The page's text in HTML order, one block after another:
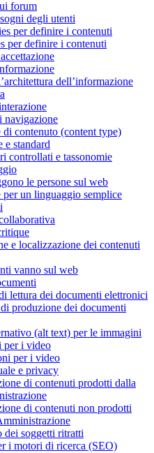
forum
degli utenti
per definire i contenuti
per definire i contenuti
dell’informazione
navigazione
contenuto (content type)
e standard
controllati e tassonomie
le persone sul web
un linguaggio semplice
e localizzazione dei contenuti
vanno sul web
lettura dei documenti elettronici
produzione dei documenti
(alt text) per le immagini
per i video
per i video
e privacy
di contenuti prodotti dalla
di contenuti non prodotti
dei soggetti ritratti
i motori di ricerca (SEO)